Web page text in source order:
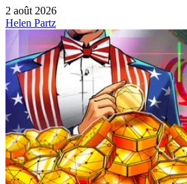
2 août 2026
Helen Partz